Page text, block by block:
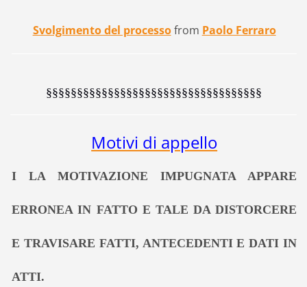
Svolgimento del processofrom Paolo Ferraro
§§§§§§§§§§§§§§§§§§§§§§§§§§§§§§§§§§§
Motivi di appello
I LA MOTIVAZIONE IMPUGNATA APPARE
ERRONEA IN FATTO E TALE DA DISTORCERE
E TRAVISARE FATTI, ANTECEDENTI E DATI IN
ATTI.